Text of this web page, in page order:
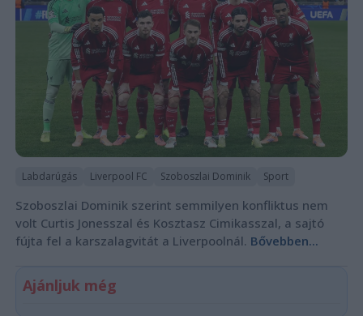
Labdarúgás Liverpool FC Szoboszlai Dominik Sport
Szoboszlai Dominik szerint semmilyen konfliktus nem
volt Curtis Jonesszal és Kosztasz Cimikasszal, a sajtó
fújta fel a karszalagvitát a Liverpoolnál. Bővebben...
Ajánljuk még